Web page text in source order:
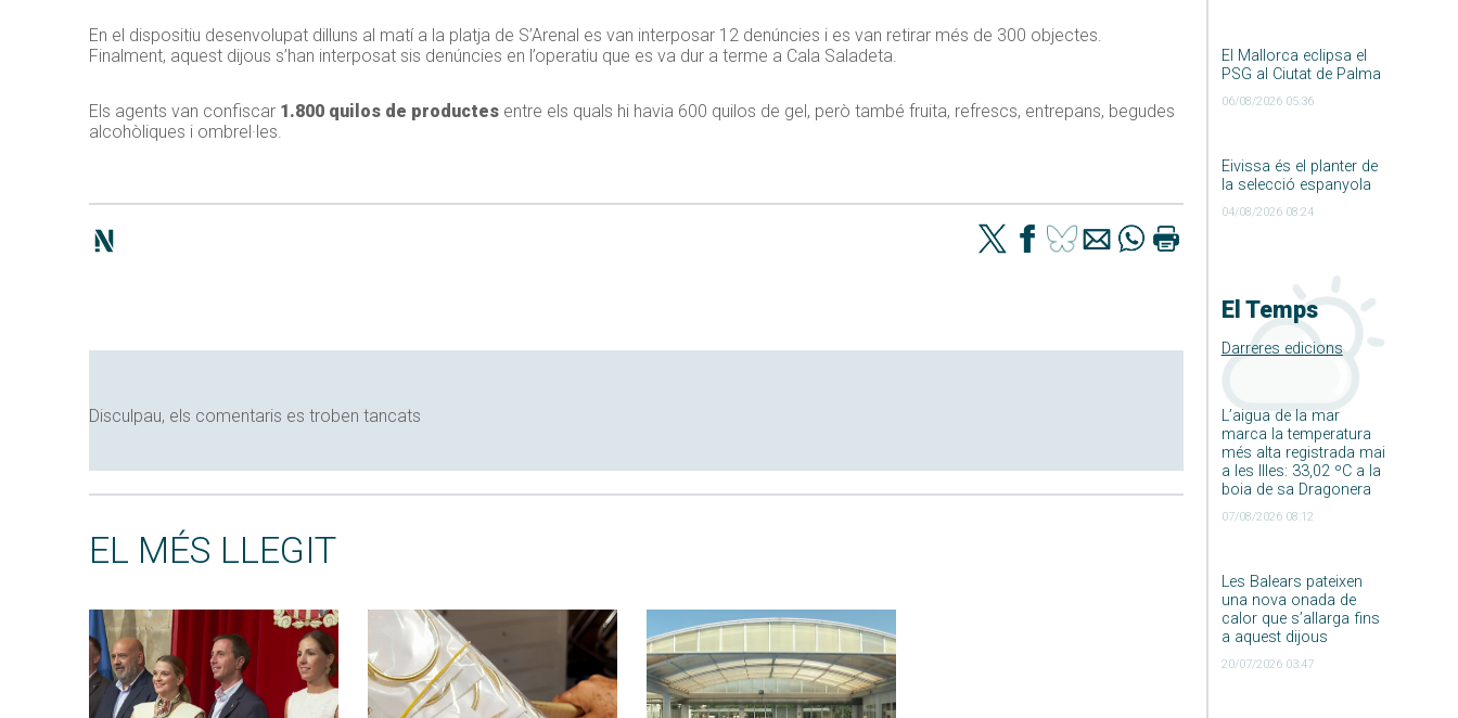
El Mallorca eclipsa el
PSG al Ciutat de Palma
06/08/2026 05:36
Eivissa és el planter de
la selecció espanyola
04/08/2026 08:24
El Temps
Darreres edicions
L’aigua de la mar
marca la temperatura
més alta registrada mai
a les Illes: 33,02 ºC a la
boia de sa Dragonera
07/08/2026 08:12
Les Balears pateixen
una nova onada de
calor que s’allarga fins
a aquest dijous
20/07/2026 03:47
En el dispositiu desenvolupat dilluns al matí a la platja de S’Arenal es van interposar 12 denúncies i es van retirar més de 300 objectes.
Finalment, aquest dijous s’han interposat sis denúncies en l’operatiu que es va dur a terme a Cala Saladeta.
Els agents van confiscar 1.800 quilos de productes entre els quals hi havia 600 quilos de gel, però també fruita, refrescs, entrepans, begudes
alcohòliques i ombrel·les.
Disculpau, els comentaris es troben tancats
EL MÉS LLEGIT